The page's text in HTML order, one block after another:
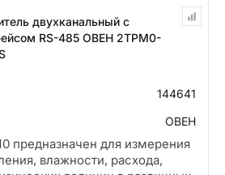
двухканальный с
RS-485 ОВЕН 2ТРМ0-
144641
ОВЕН
предназначен для измерения
влажности, расхода,